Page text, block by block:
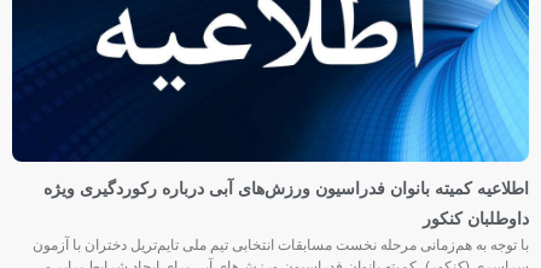
اطلاعیه کمیته بانوان فدراسیون ورزش‌های آبی درباره رکوردگیری ویژه
داوطلبان کنکور
با توجه به هم‌زمانی مرحله نخست مسابقات انتخابی تیم ملی تایم‌تریل دختران با آزمون